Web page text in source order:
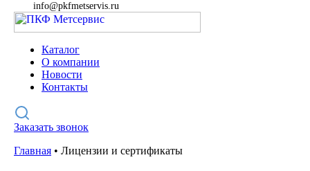
info@pkfmetservis.ru
Каталог
О компании
Новости
Контакты
Заказать звонок
Главная • Лицензии и сертификаты